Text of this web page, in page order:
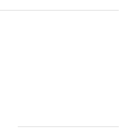
umkm,pemasaran
digital